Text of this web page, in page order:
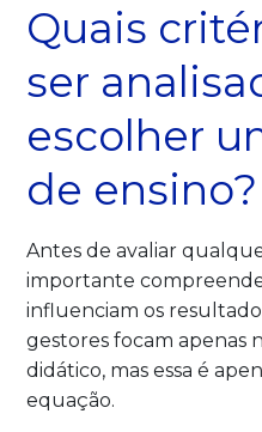
Quais
ser
escolher
de ensino?
Antes de avaliar
importante
influenciam os
gestores focam apenas
didático, mas essa é
equação.